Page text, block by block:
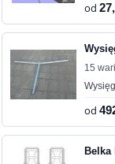
od
15
od
Belka